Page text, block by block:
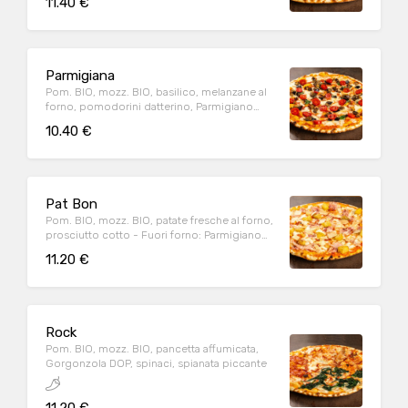
Parmigiana
Pom. BIO, mozz. BIO, basilico, melanzane al
forno, pomodorini datterino, Parmigiano
10.40 €
Pat Bon
Pom. BIO, mozz. BIO, patate fresche al forno,
prosciutto cotto - Fuori forno: Parmigiano
11.20 €
Rock
Pom. BIO, mozz. BIO, pancetta affumicata,
Gorgonzola DOP, spinaci, spianata piccante